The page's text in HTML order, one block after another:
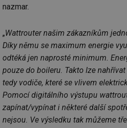
nazmar.
„Wattrouter našim zákazníkům
Díky němu se maximum energie
odtéká jen naprosté minimum.
pouze do boileru. Takto lze
tedy vodiče, které se vlivem
Pomocí digitálního výstupu
zapínat/vypínat i některé další
nejsou. Ve výsledku tak můžeme